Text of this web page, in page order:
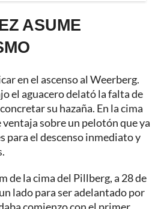
ASUME
en el ascenso al Weerberg.
el aguacero delató la falta de
su hazaña. En la cima
ventaja sobre un pelotón que ya
para el descenso inmediato y
de la cima del Pillberg, a 28 de
lado para ser adelantado por